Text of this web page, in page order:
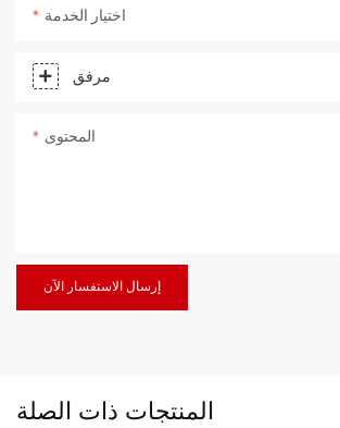
اختيار الخدمة
مرفق
المحتوى
إرسال الاستفسار الآن
المنتجات ذات الصلة